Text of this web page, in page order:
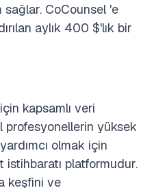
CoCounsel 'e
aylık 400 $'lık bir
kapsamlı veri
profesyonellerin yüksek
olmak için
platformudur.
keşfini ve